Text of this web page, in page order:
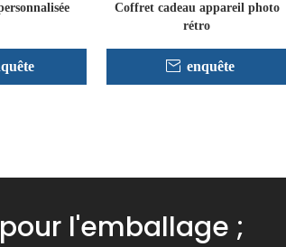
Coffret cadeau appareil photo
rétro
enquête
l'emballage ;